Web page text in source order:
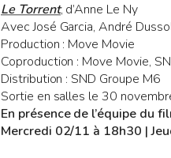
Le Torrent, d’Anne Le Ny
Avec José Garcia, André
Production : Move Movie
Coproduction : Move Movie,
Distribution : SND Groupe M6
Sortie en salles le 30
En présence de l’équipe du
Mercredi 02/11 à 18h30 |